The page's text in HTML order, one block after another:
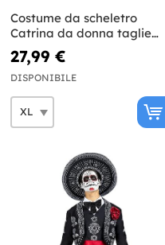
Costume da scheletro
Catrina da donna taglie
forti
27,99 €
DISPONIBILE